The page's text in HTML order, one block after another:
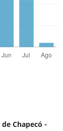
Chapecó -